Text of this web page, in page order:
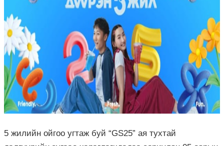
5 жилийн ойгоо угтаж буй “GS25” ая тухтай